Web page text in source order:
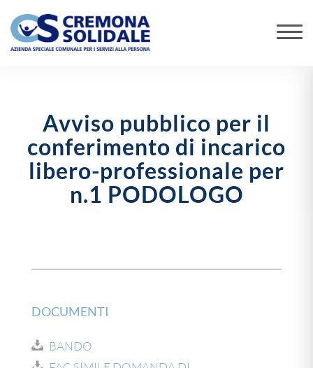
Avviso pubblico per il
conferimento di incarico
libero-professionale per
n.1 PODOLOGO
DOCUMENTI
BANDO